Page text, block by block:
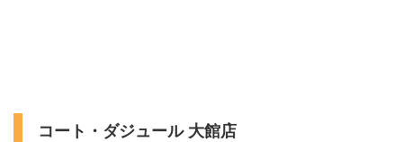
コート・ダジュール 大館店